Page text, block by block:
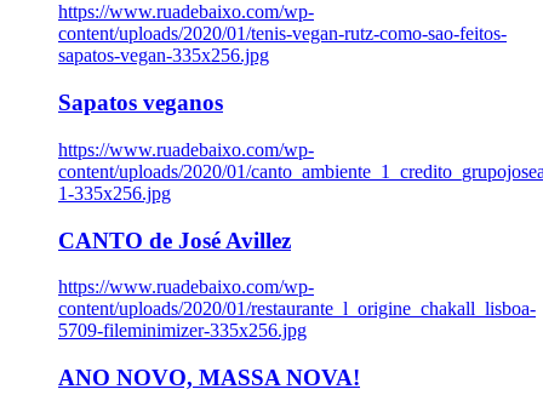
https://www.ruadebaixo.com/wp-
content/uploads/2020/01/tenis-vegan-rutz-como-sao-feitos-
sapatos-vegan-335x256.jpg
Sapatos veganos
https://www.ruadebaixo.com/wp-
content/uploads/2020/01/
1-335x256.jpg
CANTO de José Avillez
https://www.ruadebaixo.com/wp-
content/uploads/2020/01/restaurante_l_origine_chakall_lisboa-
5709-fileminimizer-335x256.jpg
ANO NOVO, MASSA NOVA!